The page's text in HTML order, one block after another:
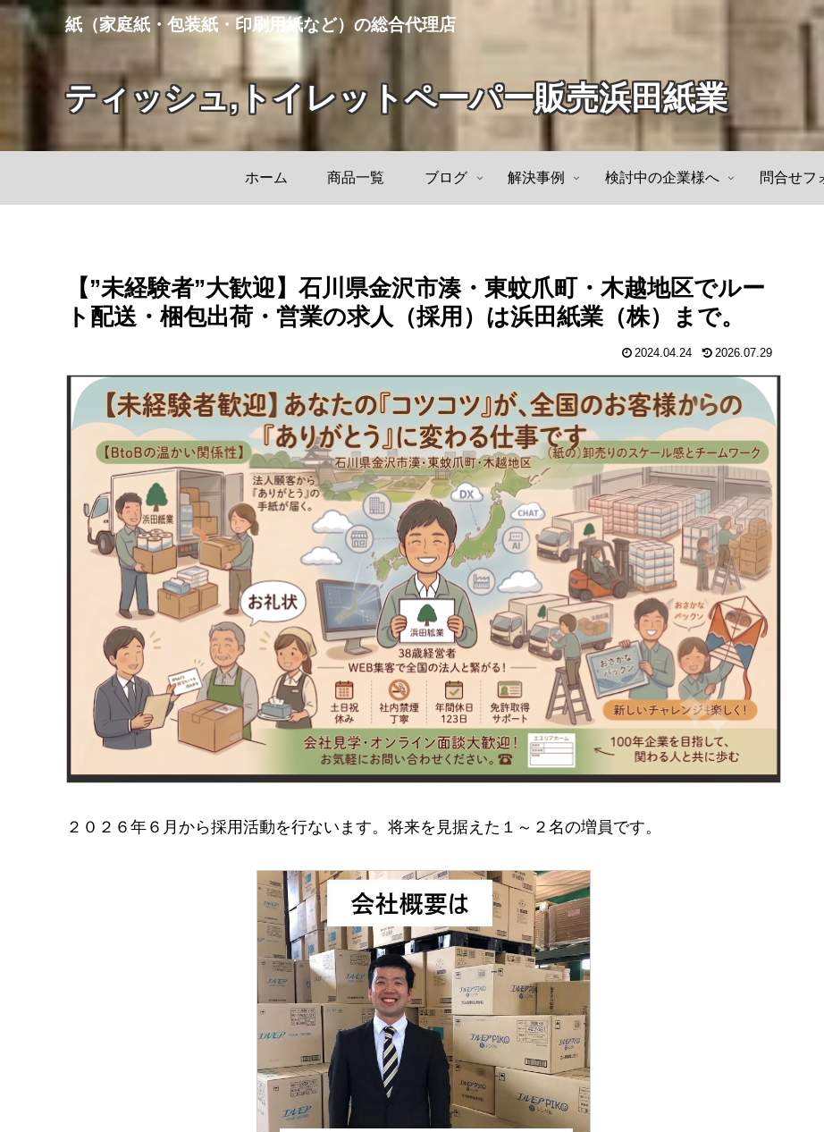
紙（家庭紙・包装紙・印刷用紙など）の総合代理店
ティッシュ,トイレットペーパー販売浜田紙業
ホーム 商品一覧 ブログ 解決事例 検討中の企業様へ 問合せフ
【”未経験者”大歓迎】石川県金沢市湊・東蚊爪町・木越地区でルー
ト配送・梱包出荷・営業の求人（採用）は浜田紙業（株）まで。
2024.04.24 2026.07.29
２０２６年６月から採用活動を行ないます。将来を見据えた１～２名の増員です。